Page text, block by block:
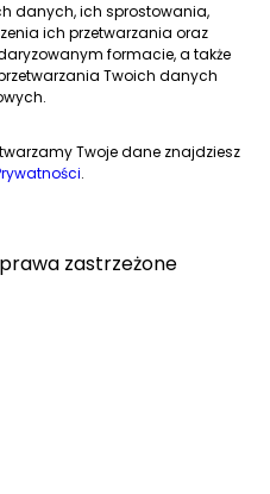
danych, ich sprostowania,
ich przetwarzania oraz
formacie, a także
Twoich danych
Twoje dane znajdziesz
.
zastrzeżone